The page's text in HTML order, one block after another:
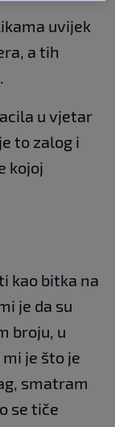
uvijek
a tih
u vjetar
to zalog i
kojoj
kao bitka na
je da su
broju, u
je što je
smatram
se tiče